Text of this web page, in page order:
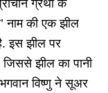
ग्रंथों के
नाम की एक झील
इस झील पर
जिससे झील का पानी
विष्णु ने सूअर